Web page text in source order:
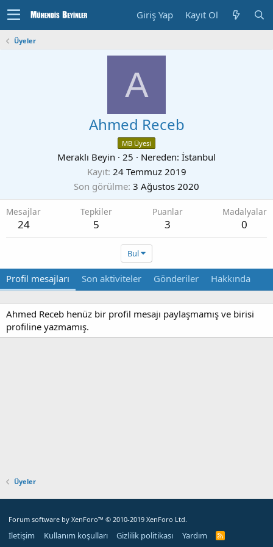
Giriş Yap Kayıt Ol
Üyeler
A
Ahmed Receb
MB Üyesi
Meraklı Beyin · 25 · Nereden: İstanbul
Kayıt 24 Temmuz 2019
Son görülme 3 Ağustos 2020
Mesajlar
24
Tepkiler
5
Puanlar
3
Madalyalar
0
Bul
Profil mesajları Son aktiviteler Gönderiler Hakkında
Ahmed Receb henüz bir profil mesajı paylaşmamış ve birisi
profiline yazmamış.
Üyeler
Forum software by XenForo™ © 2010-2019 XenForo Ltd.
İletişim Kullanım koşulları Gizlilik politikası Yardım
R